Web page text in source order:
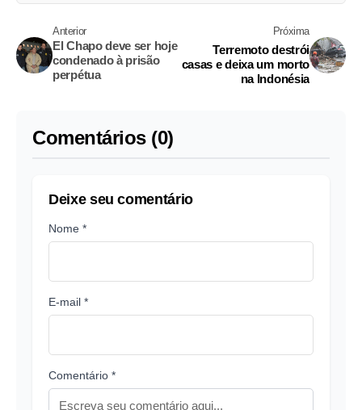
Anterior
El Chapo deve ser hoje
condenado à prisão
perpétua
Próxima
Terremoto destrói
casas e deixa um morto
na Indonésia
Comentários (0)
Deixe seu comentário
Nome *
E-mail *
Comentário *